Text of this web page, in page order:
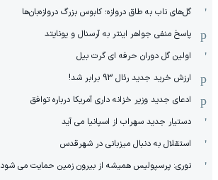
گل‌های ناب به طاق دروازه؛ کابوس بزرگ دروازه‌بان‌ها
پاسخ منفی جواهر اینتر به آرسنال و یونایتد
اولین گل دوران حرفه ای گرت بیل
ارزش خرید جدید رئال 93 برابر شد!
ادعای جدید وزیر خزانه داری آمریکا درباره توافق
دستیار جدید سهراب از اسپانیا می آید
استقلال به دنبال میزبانی در شهرقدس
نوری: پرسپولیس همیشه از بیرون زمین حمایت می شود